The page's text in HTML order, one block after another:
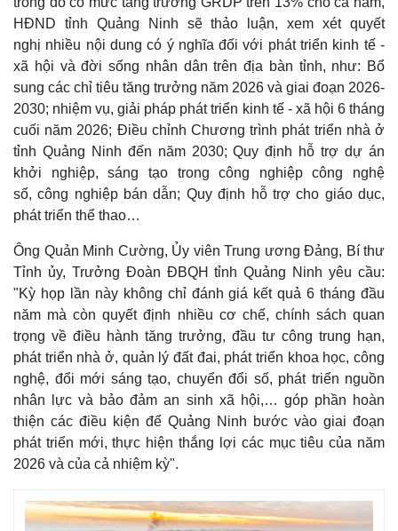
Kinh tế
Bất động sản
Khởi nghiệp
Thị trường
Giá vàng
Tiêu dùng
Tỷ giá
Chứng khoán
Giá cà phê
HĐND tỉnh Quảng Ninh sẽ thảo luận, xem xét quyết
nghị nhiều nội dung có ý nghĩa đối với phát triển kinh tế -
xã hội và đời sống nhân dân trên địa bàn tỉnh, như: Bổ
sung các chỉ tiêu tăng trưởng năm 2026 và giai đoạn 2026-
2030; nhiệm vụ, giải pháp phát triển kinh tế - xã hội 6 tháng
cuối năm 2026; Điều chỉnh Chương trình phát triển nhà ở
tỉnh Quảng Ninh đến năm 2030; Quy định hỗ trợ dự án
khởi nghiệp, sáng tạo trong công nghiệp công nghệ
số, công nghiệp bán dẫn; Quy định hỗ trợ cho giáo dục,
phát triển thể thao…
Ông Quản Minh Cường, Ủy viên Trung ương Đảng, Bí thư
Tỉnh ủy, Trưởng Đoàn ĐBQH tỉnh Quảng Ninh yêu cầu:
"Kỳ họp lần này không chỉ đánh giá kết quả 6 tháng đầu
năm mà còn quyết định nhiều cơ chế, chính sách quan
trọng về điều hành tăng trưởng, đầu tư công trung hạn,
phát triển nhà ở, quản lý đất đai, phát triển khoa học, công
nghệ, đổi mới sáng tạo, chuyển đổi số, phát triển nguồn
nhân lực và bảo đảm an sinh xã hội,… góp phần hoàn
thiện các điều kiện để Quảng Ninh bước vào giai đoạn
phát triển mới, thực hiện thắng lợi các mục tiêu của năm
2026 và của cả nhiệm kỳ".